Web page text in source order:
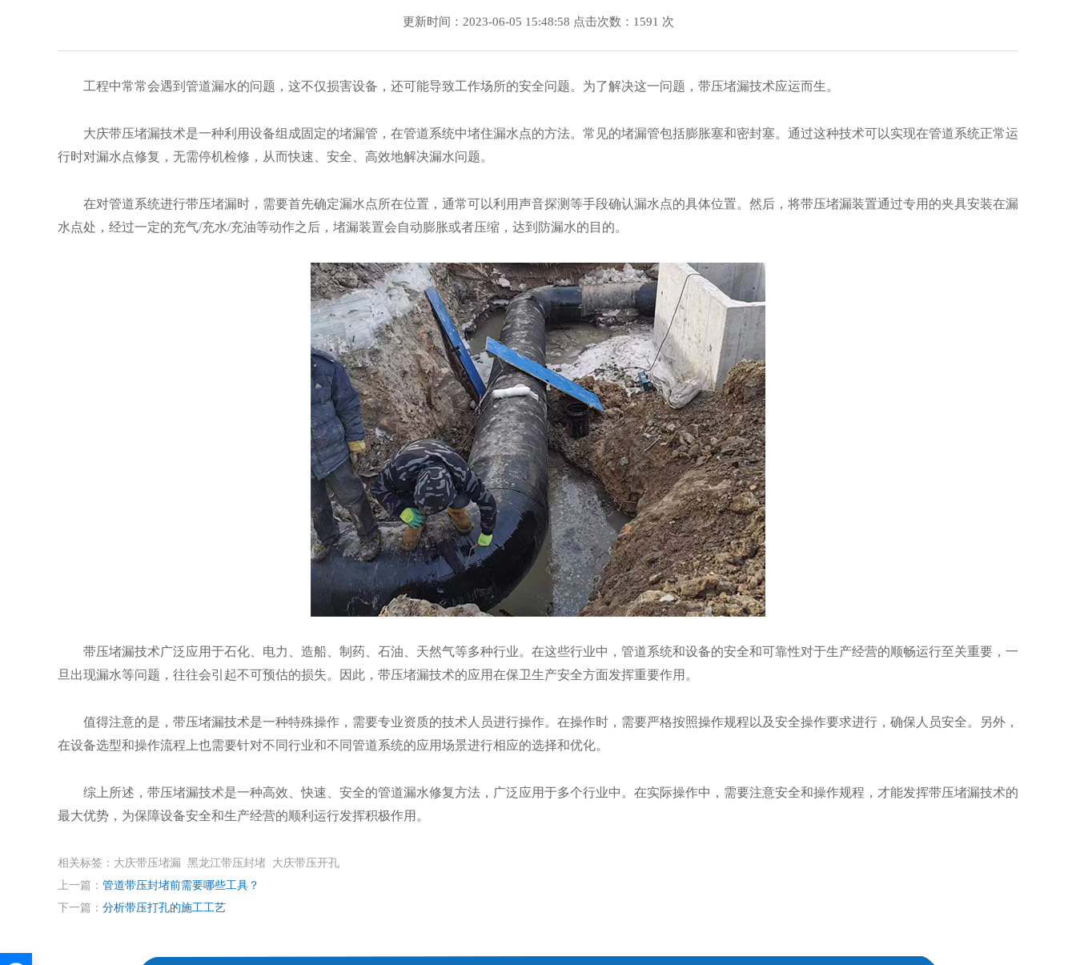
更新时间：2023-06-05 15:48:58 点击次数：1591 次
工程中常常会遇到管道漏水的问题，这不仅损害设备，还可能导致工作场所的安全问题。为了解决这一问题，带压堵漏技术应运而生。
大庆带压堵漏技术是一种利用设备组成固定的堵漏管，在管道系统中堵住漏水点的方法。常见的堵漏管包括膨胀塞和密封塞。通过这种技术可以实现在管道系统正常运
行时对漏水点修复，无需停机检修，从而快速、安全、高效地解决漏水问题。
在对管道系统进行带压堵漏时，需要首先确定漏水点所在位置，通常可以利用声音探测等手段确认漏水点的具体位置。然后，将带压堵漏装置通过专用的夹具安装在漏
水点处，经过一定的充气/充水/充油等动作之后，堵漏装置会自动膨胀或者压缩，达到防漏水的目的。
带压堵漏技术广泛应用于石化、电力、造船、制药、石油、天然气等多种行业。在这些行业中，管道系统和设备的安全和可靠性对于生产经营的顺畅运行至关重要，一
旦出现漏水等问题，往往会引起不可预估的损失。因此，带压堵漏技术的应用在保卫生产安全方面发挥重要作用。
值得注意的是，带压堵漏技术是一种特殊操作，需要专业资质的技术人员进行操作。在操作时，需要严格按照操作规程以及安全操作要求进行，确保人员安全。另外，
在设备选型和操作流程上也需要针对不同行业和不同管道系统的应用场景进行相应的选择和优化。
综上所述，带压堵漏技术是一种高效、快速、安全的管道漏水修复方法，广泛应用于多个行业中。在实际操作中，需要注意安全和操作规程，才能发挥带压堵漏技术的
最大优势，为保障设备安全和生产经营的顺利运行发挥积极作用。
相关标签：大庆带压堵漏 黑龙江带压封堵 大庆带压开孔
上一篇： 管道带压封堵前需要哪些工具？
下一篇： 分析带压打孔的施工工艺